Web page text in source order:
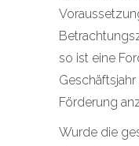
so ist eine
Förderung
Wurde die